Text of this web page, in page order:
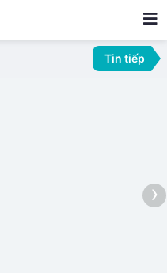
Tin tiếp
›